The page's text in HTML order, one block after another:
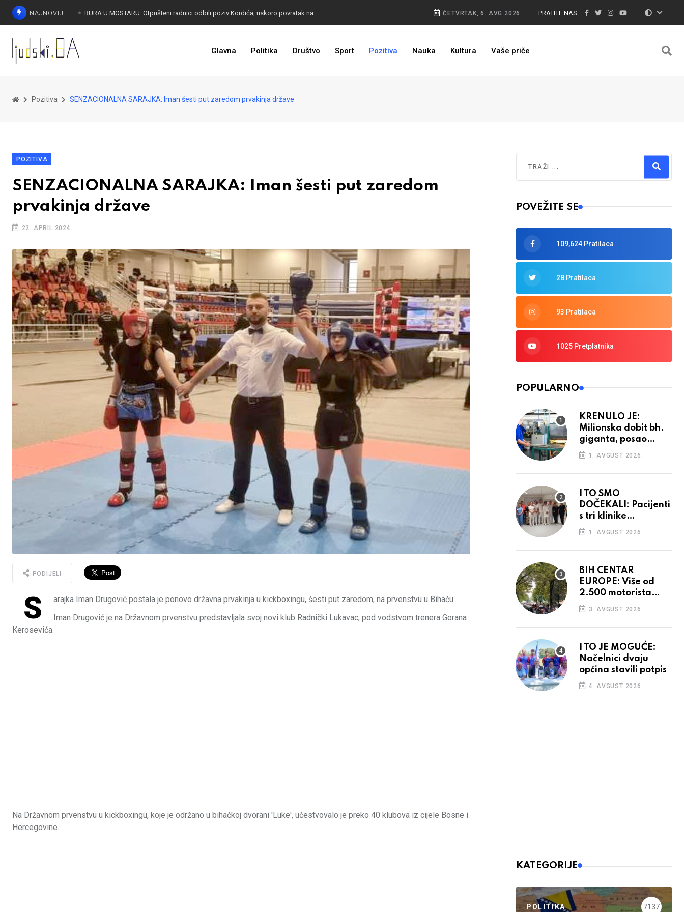
NAJNOVIJE ČETVRTAK, 6. AVG 2026. PRATITE NAS:
Glavna Politika Društvo Sport Pozitiva Nauka Kultura Vaše priče
Pozitiva SENZACIONALNA SARAJKA: Iman šesti put zaredom prvakinja države
POZITIVA
SENZACIONALNA SARAJKA: Iman šesti put zaredom
prvakinja države
22. APRIL 2024.
PODIJELI
S
arajka Iman Drugović postala je ponovo državna prvakinja u kickboxingu, šesti put zaredom, na prvenstvu u Bihaću.
Iman Drugović je na Državnom prvenstvu predstavljala svoj novi klub Radnički Lukavac, pod vodstvom trenera Gorana
Kerosevića.
Na Državnom prvenstvu u kickboxingu, koje je održano u bihaćkoj dvorani 'Luke', učestvovalo je preko 40 klubova iz cijele Bosne i
Hercegovine.
Type 2 or more characters for results.
POVEŽITE SE
109,624 Pratilaca
28 Pratilaca
93 Pratilaca
1025 Pretplatnika
POPULARNO
KRENULO JE:
Milionska dobit bh.
giganta, posao
ponovno cvjeta
1. AVGUST 2026.
I TO SMO
DOČEKALI: Pacijenti
s tri klinike
preseljeni u nove
prostore
1. AVGUST 2026.
BIH CENTAR
EUROPE: Više od
2.500 motorista
defiliralo gradom
3. AVGUST 2026.
I TO JE MOGUĆE:
Načelnici dvaju
općina stavili potpis
4. AVGUST 2026.
KATEGORIJE
POLITIKA 7137